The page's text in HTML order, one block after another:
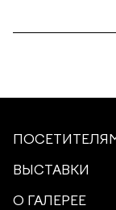
ВЫСТАВКИ
О ГАЛЕРЕЕ